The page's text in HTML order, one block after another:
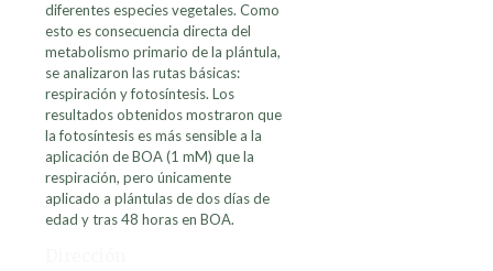
diferentes especies vegetales. Como
esto es consecuencia directa del
metabolismo primario de la plántula,
se analizaron las rutas básicas:
respiración y fotosíntesis. Los
resultados obtenidos mostraron que
la fotosíntesis es más sensible a la
aplicación de BOA (1 mM) que la
respiración, pero únicamente
aplicado a plántulas de dos días de
edad y tras 48 horas en BOA.